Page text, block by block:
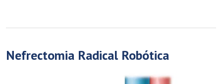
Nefrectomia Radical Robótica